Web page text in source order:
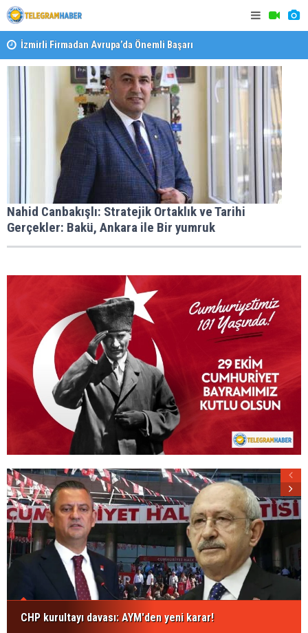
İzmirli Firmadan Avrupa’da Önemli Başarı
Devlet
Nahid Canbakışlı: Stratejik Ortaklık ve Tarihi
Gerçekler: Bakü, Ankara ile Bir yumruk
CHP kurultayı davası: AYM'den yeni karar!